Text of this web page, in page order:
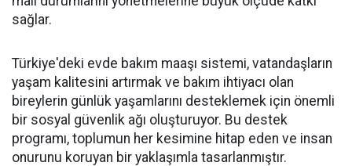
sağlar.
Türkiye'deki evde bakım maaşı sistemi, vatandaşların
yaşam kalitesini artırmak ve bakım ihtiyacı olan
bireylerin günlük yaşamlarını desteklemek için önemli
bir sosyal güvenlik ağı oluşturuyor. Bu destek
programı, toplumun her kesimine hitap eden ve insan
onurunu koruyan bir yaklaşımla tasarlanmıştır.